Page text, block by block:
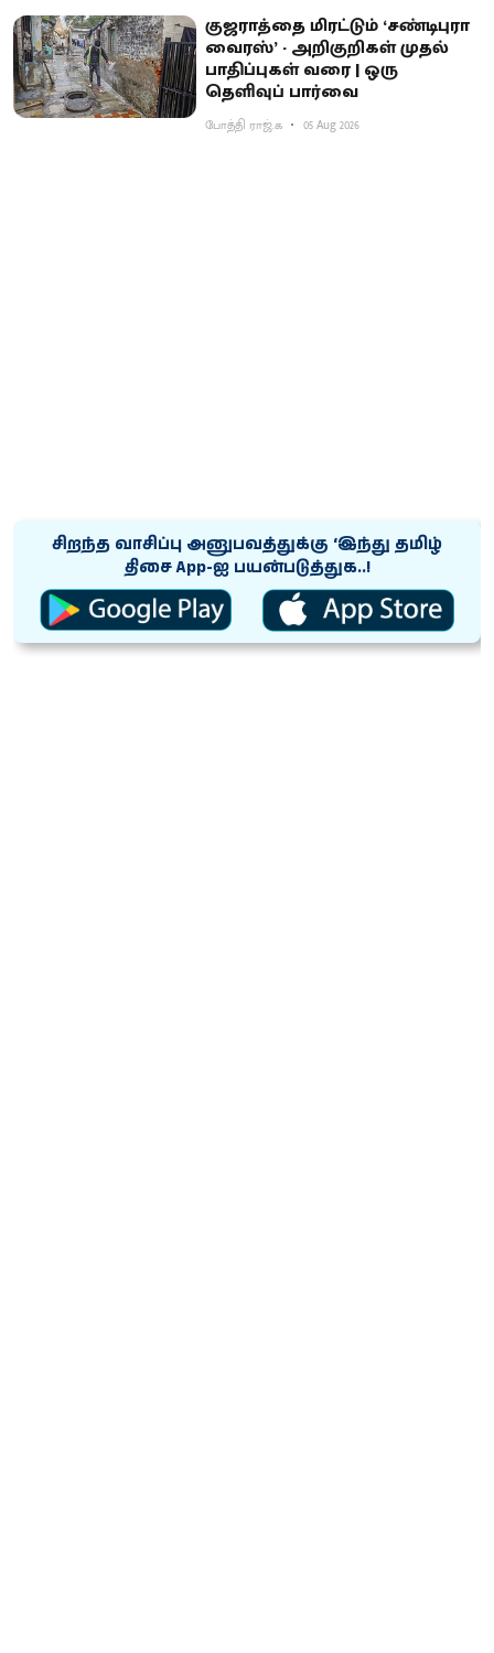
குஜராத்தை மிரட்டும் ‘சண்டிபுரா
வைரஸ்’ - அறிகுறிகள் முதல்
பாதிப்புகள் வரை | ஒரு
தெளிவுப் பார்வை
போத்தி ராஜ்.க 05 Aug 2026
சிறந்த வாசிப்பு அனுபவத்துக்கு ‘இந்து தமிழ்
திசை App-ஐ பயன்படுத்துக..!